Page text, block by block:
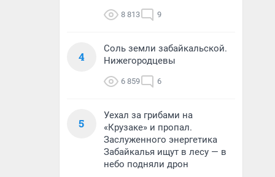
8 813 9
4
Соль земли забайкальской.
Нижегородцевы
6 859 6
5
Уехал за грибами на
«Крузаке» и пропал.
Заслуженного энергетика
Забайкалья ищут в лесу — в
небо подняли дрон